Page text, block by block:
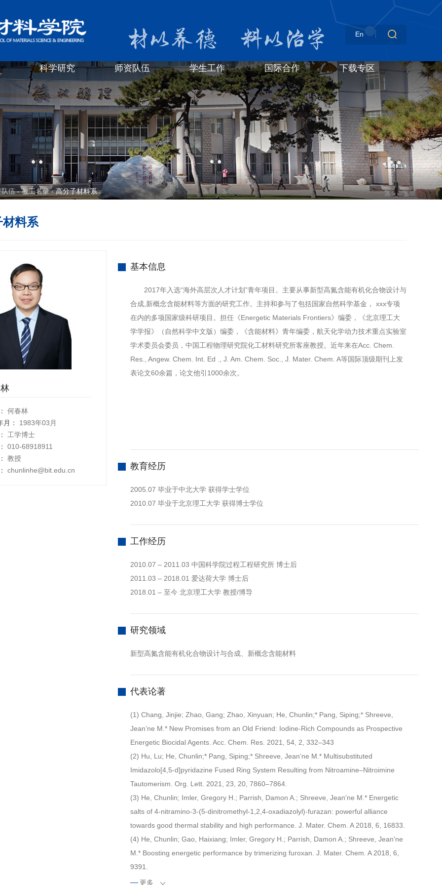
En
科学研究 师资队伍 学生工作 国际合作 下载专区
队伍-教工名录- 高分子材料系
材料系
何春林
月：
1983年03月
工学博士
010-68918911
教授
chunlinhe@bit.edu.cn
基本信息
2017年入选“海外高层次人才计划”青年项目。主要从事新型高氮含能有机化合物设计与
合成,新概念含能材料等方面的研究工作。主持和参与了包括国家自然科学基金， xxx专项
在内的多项国家级科研项目。担任《Energetic Materials Frontiers》编委，《北京理工大
学学报》（自然科学中文版）编委，《含能材料》青年编委，航天化学动力技术重点实验室
学术委员会委员，中国工程物理研究院化工材料研究所客座教授。近年来在Acc. Chem.
Res., Angew. Chem. Int. Ed ., J. Am. Chem. Soc., J. Mater. Chem. A等国际顶级期刊上发
表论文60余篇，论文他引1000余次。
教育经历
2005.07 毕业于中北大学 获得学士学位
2010.07 毕业于北京理工大学 获得博士学位
工作经历
2010.07 – 2011.03 中国科学院过程工程研究所 博士后
2011.03 – 2018.01 爱达荷大学 博士后
2018.01 – 至今 北京理工大学 教授/博导
研究领域
新型高氮含能有机化合物设计与合成、新概念含能材料
代表论著
(1) Chang, Jinjie; Zhao, Gang; Zhao, Xinyuan; He, Chunlin;* Pang, Siping;* Shreeve,
Jean’ne M.* New Promises from an Old Friend: Iodine-Rich Compounds as Prospective
Energetic Biocidal Agents. Acc. Chem. Res. 2021, 54, 2, 332–343
(2) Hu, Lu; He, Chunlin;* Pang, Siping;* Shreeve, Jean’ne M.* Multisubstituted
Imidazolo[4,5-d]pyridazine Fused Ring System Resulting from Nitroamine–Nitroimine
Tautomerism. Org. Lett. 2021, 23, 20, 7860–7864.
(3) He, Chunlin; Imler, Gregory H.; Parrish, Damon A.; Shreeve, Jean'ne M.* Energetic
salts of 4-nitramino-3-(5-dinitromethyl-1,2,4-oxadiazolyl)-furazan: powerful alliance
towards good thermal stability and high performance. J. Mater. Chem. A 2018, 6, 16833.
(4) He, Chunlin; Gao, Haixiang; Imler, Gregory H.; Parrish, Damon A.; Shreeve, Jean'ne
M.* Boosting energetic performance by trimerizing furoxan. J. Mater. Chem. A 2018, 6,
9391.
(5) He, Chunlin; Shreeve, Jean'ne M.* Potassium 4,5-Bis(dinitromethyl)furoxanate: A
更多